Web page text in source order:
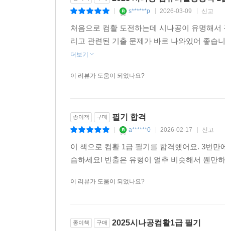
A. 시나공 앞에 년도가 붙는 이유는 전년도 시
트렌드에 맞춰, 진화를 거듭하고 있습니다.
s******p 2026-03-09 신고
처음으로 컴활 도전하는데 시나공이 유명해
리고 관련된 기출 문제가 바로 나와있어 좋습
더보기
이 리뷰가 도움이 되었나요?
종이책 구매 필기 합격
a******0 2026-02-17 신고
이 책으로 컴활 1급 필기를 합격했어요. 3번
습하세요! 빈출은 유형이 얼추 비슷해서 웬만
이 리뷰가 도움이 되었나요?
종이책 구매 2025시나공컴활1급 필기